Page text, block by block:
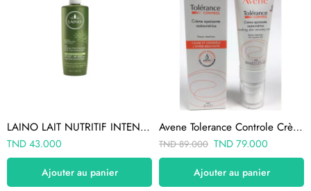
LAINO LAIT NUTRITIF INTENSE EXTRAIT D’OLIVE ET VITAMINE E 400ML
TND43.000
Ajouter au panier
Avene Tolerance Controle Crème Apaisante Restauratrice 40ml
TND89.000 TND79.000
Ajouter au panier